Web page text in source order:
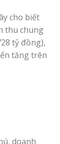
cho biết
thu chung
tỷ đồng),
tăng trên
doanh